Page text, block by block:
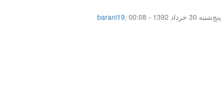
barani19, پنج‌شنبه 30 خرداد 1392 - 00:08